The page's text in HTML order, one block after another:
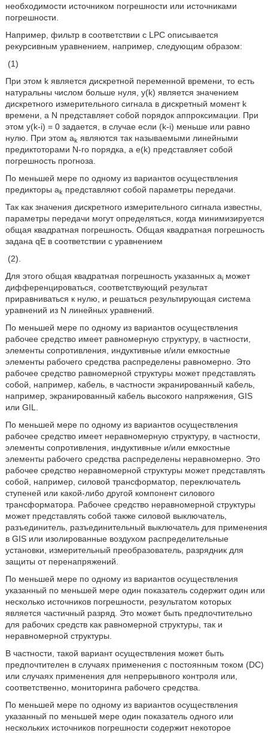
необходимости источником погрешности или источниками
погрешности.
Например, фильтр в соответствии с LPC описывается
рекурсивным уравнением, например, следующим образом:
(1)
При этом k является дискретной переменной времени, то есть
натуральны числом больше нуля, y(k) является значением
дискретного измерительного сигнала в дискретный момент k
времени, а N представляет собой порядок аппроксимации. При
этом y(k-i) = 0 задается, в случае если (k-i) меньше или равно
нулю. При этом ak являются так называемыми линейными
предиктоторами N-го порядка, а e(k) представляет собой
погрешность прогноза.
По меньшей мере по одному из вариантов осуществления
предикторы ak представляют собой параметры передачи.
Так как значения дискретного измерительного сигнала известны,
параметры передачи могут определяться, когда минимизируется
общая квадратная погрешность. Общая квадратная погрешность
задана qE в соответствии с уравнением
(2).
Для этого общая квадратная погрешность указанных aiможет
дифференцироваться, соответствующий результат
приравниваться к нулю, и решаться результирующая система
уравнений из N линейных уравнений.
По меньшей мере по одному из вариантов осуществления
рабочее средство имеет равномерную структуру, в частности,
элементы сопротивления, индуктивные и/или емкостные
элементы рабочего средства распределены равномерно. Это
рабочее средство равномерной структуры может представлять
собой, например, кабель, в частности экранированный кабель,
например, экранированный кабель высокого напряжения, GIS
или GIL.
По меньшей мере по одному из вариантов осуществления
рабочее средство имеет неравномерную структуру, в частности,
элементы сопротивления, индуктивные и/или емкостные
элементы рабочего средства распределены неравномерно. Это
рабочее средство неравномерной структуры может представлять
собой, например, силовой трансформатор, переключатель
ступеней или какой-либо другой компонент силового
трансформатора. Рабочее средство неравномерной структуры
может представлять собой также силовой выключатель,
разъединитель, разъединительный выключатель для применения
в GIS или изолированные воздухом распределительные
установки, измерительный преобразователь, разрядник для
защиты от перенапряжений.
По меньшей мере по одному из вариантов осуществления
указанный по меньшей мере один показатель содержит один или
несколько источников погрешности, результатом которых
является частичный разряд. Это может быть предпочтительно
для рабочих средств как равномерной структуры, так и
неравномерной структуры.
В частности, такой вариант осуществления может быть
предпочтителен в случаях применения с постоянным током (DC)
или случаях применения для непрерывного контроля или,
соответственно, мониторинга рабочего средства.
По меньшей мере по одному из вариантов осуществления
указанный по меньшей мере один показатель одного или
нескольких источников погрешности содержит некоторое